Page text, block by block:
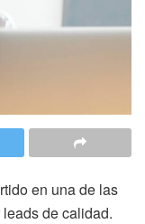
en una de las
de calidad.